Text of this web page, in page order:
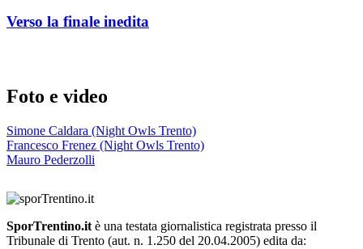
Verso la finale inedita
Foto e video
Simone Caldara (Night Owls Trento)
Francesco Frenez (Night Owls Trento)
Mauro Pederzolli
SporTrentino.it è una testata giornalistica registrata presso il
Tribunale di Trento (aut. n. 1.250 del 20.04.2005) edita da: